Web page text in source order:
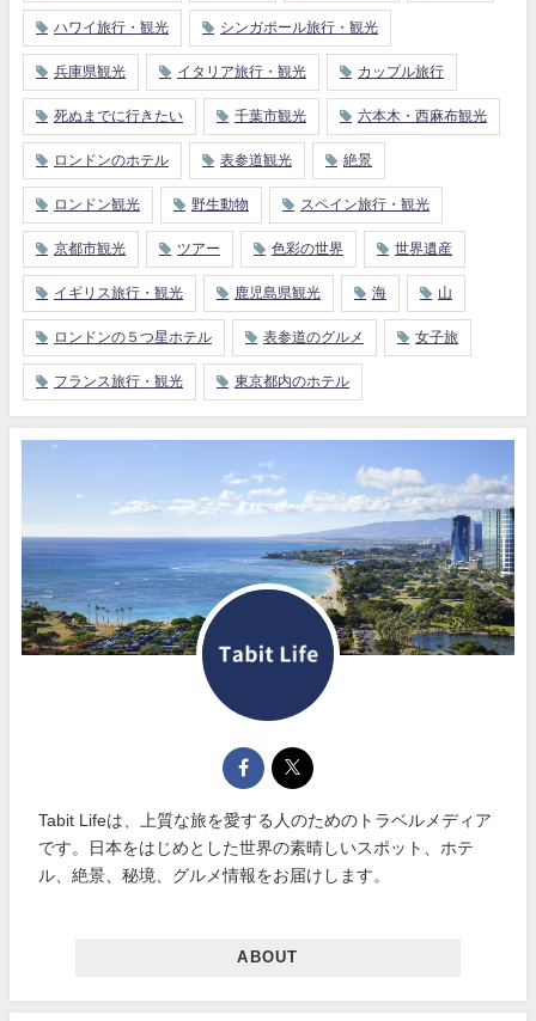
ハワイ旅行・観光 シンガポール旅行・観光
兵庫県観光 イタリア旅行・観光 カップル旅行
死ぬまでに行きたい 千葉市観光 六本木・西麻布観光
ロンドンのホテル 表参道観光 絶景
ロンドン観光 野生動物 スペイン旅行・観光
京都市観光 ツアー 色彩の世界 世界遺産
イギリス旅行・観光 鹿児島県観光 海 山
ロンドンの５つ星ホテル 表参道のグルメ 女子旅
フランス旅行・観光 東京都内のホテル
Tabit Lifeは、上質な旅を愛する人のためのトラベルメディア
です。日本をはじめとした世界の素晴しいスポット、ホテ
ル、絶景、秘境、グルメ情報をお届けします。
ABOUT